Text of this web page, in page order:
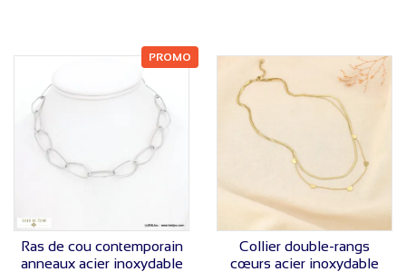
VOIR LE PRIX
Ras de cou contemporain
anneaux acier inoxydable
PROMO
VOIR LE PRIX
Collier double-rangs
cœurs acier inoxydable